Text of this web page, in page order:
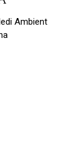
Ambient